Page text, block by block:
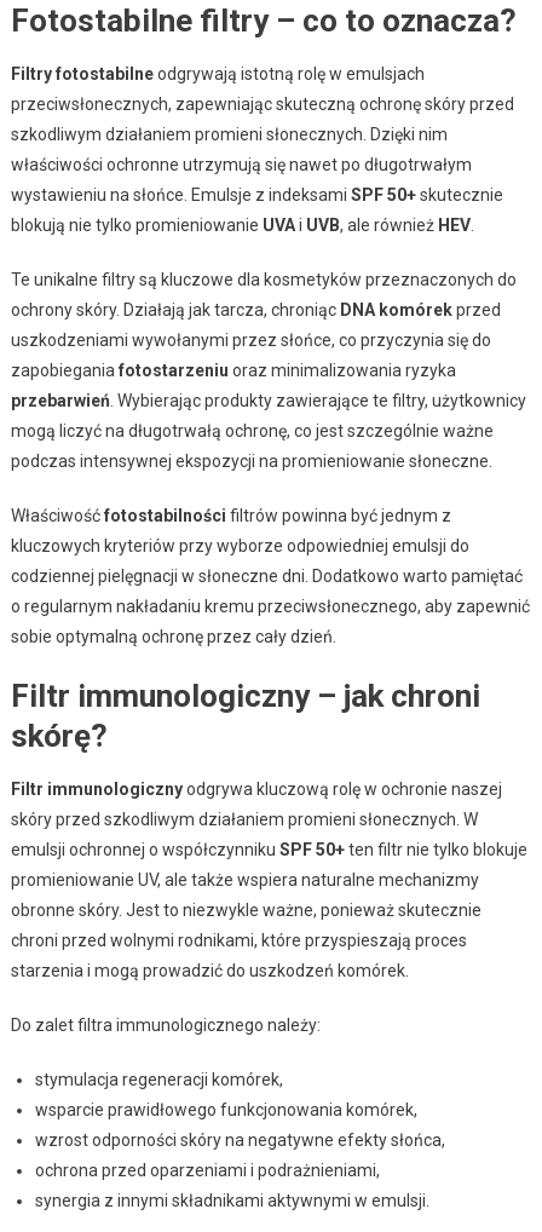
Fotostabilne filtry – co to oznacza?
Filtry fotostabilneodgrywają istotną rolę w emulsjach
przeciwsłonecznych, zapewniając skuteczną ochronę skóry przed
szkodliwym działaniem promieni słonecznych. Dzięki nim
właściwości ochronne utrzymują się nawet po długotrwałym
wystawieniu na słońce. Emulsje z indeksami SPF 50+skutecznie
blokują nie tylko promieniowanie UVAi UVB, ale również HEV.
Te unikalne filtry są kluczowe dla kosmetyków przeznaczonych do
ochrony skóry. Działają jak tarcza, chroniąc DNA komórekprzed
uszkodzeniami wywołanymi przez słońce, co przyczynia się do
zapobiegania fotostarzeniu oraz minimalizowania ryzyka
przebarwień . Wybierając produkty zawierające te filtry, użytkownicy
mogą liczyć na długotrwałą ochronę, co jest szczególnie ważne
podczas intensywnej ekspozycji na promieniowanie słoneczne.
Właściwośćfotostabilności filtrów powinna być jednym z
kluczowych kryteriów przy wyborze odpowiedniej emulsji do
codziennej pielęgnacji w słoneczne dni. Dodatkowo warto pamiętać
o regularnym nakładaniu kremu przeciwsłonecznego, aby zapewnić
sobie optymalną ochronę przez cały dzień.
Filtr immunologiczny – jak chroni
skórę?
Filtr immunologicznyodgrywa kluczową rolę w ochronie naszej
skóry przed szkodliwym działaniem promieni słonecznych. W
emulsji ochronnej o współczynniku SPF 50+ten filtr nie tylko blokuje
promieniowanie UV, ale także wspiera naturalne mechanizmy
obronne skóry. Jest to niezwykle ważne, ponieważ skutecznie
chroni przed wolnymi rodnikami, które przyspieszają proces
starzenia i mogą prowadzić do uszkodzeń komórek.
Do zalet filtra immunologicznego należy:
stymulacja regeneracji komórek,
wsparcie prawidłowego funkcjonowania komórek,
wzrost odporności skóry na negatywne efekty słońca,
ochrona przed oparzeniami i podrażnieniami,
synergia z innymi składnikami aktywnymi w emulsji.